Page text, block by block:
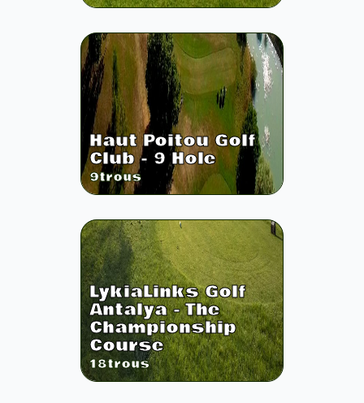
Haut Poitou Golf
Club - 9 Hole
9trous
LykiaLinks Golf
Antalya - The
Championship
Course
18trous